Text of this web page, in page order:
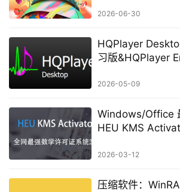
2026-06-30
HQPlayer
习版&HQPlayer
2026-05-09
Windows/Office
HEU KMS
2026-03-12
压缩软件：